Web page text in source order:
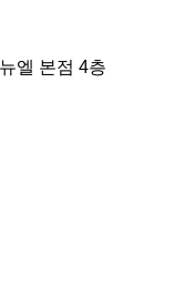
엘 본점 4층